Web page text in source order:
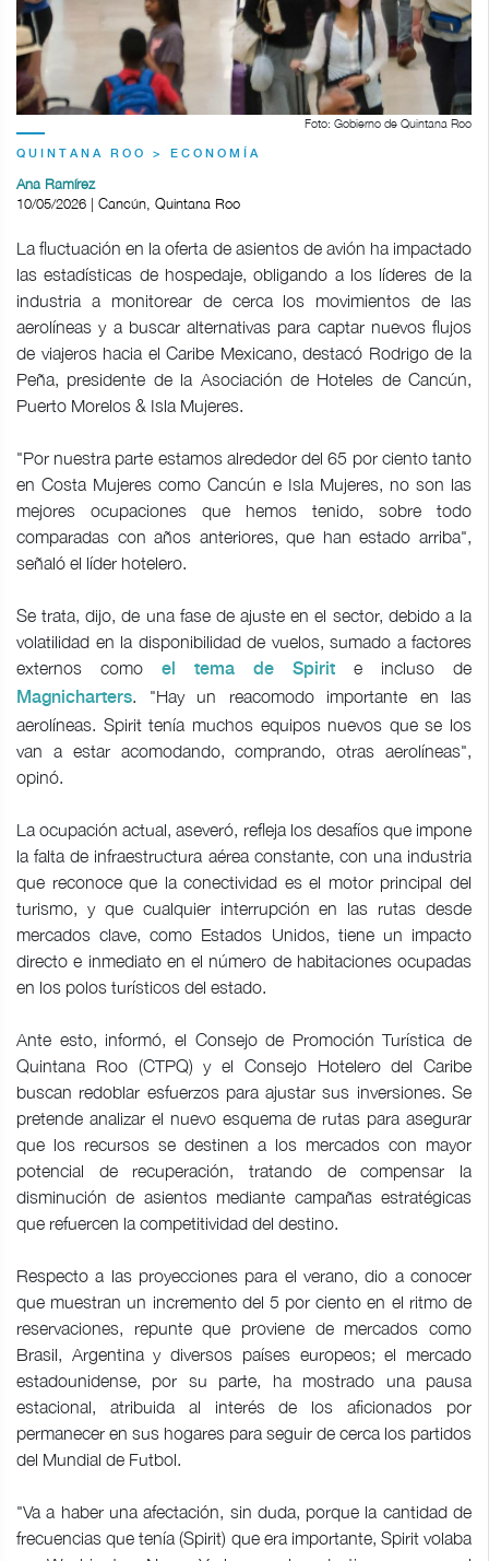
Foto: Gobierno de Quintana Roo
QUINTANA ROO > ECONOMÍA
Ana Ramírez
10/05/2026 | Cancún, Quintana Roo
La fluctuación en la oferta de asientos de avión ha impactado
las estadísticas de hospedaje, obligando a los líderes de la
industria a monitorear de cerca los movimientos de las
aerolíneas y a buscar alternativas para captar nuevos flujos
de viajeros hacia el Caribe Mexicano, destacó Rodrigo de la
Peña, presidente de la Asociación de Hoteles de Cancún,
Puerto Morelos & Isla Mujeres.
"Por nuestra parte estamos alrededor del 65 por ciento tanto
en Costa Mujeres como Cancún e Isla Mujeres, no son las
mejores ocupaciones que hemos tenido, sobre todo
comparadas con años anteriores, que han estado arriba",
señaló el líder hotelero.
Se trata, dijo, de una fase de ajuste en el sector, debido a la
volatilidad en la disponibilidad de vuelos, sumado a factores
externos como el tema de Spirit e incluso de
Magnicharters. "Hay un reacomodo importante en las
aerolíneas. Spirit tenía muchos equipos nuevos que se los
van a estar acomodando, comprando, otras aerolíneas",
opinó.
La ocupación actual, aseveró, refleja los desafíos que impone
la falta de infraestructura aérea constante, con una industria
que reconoce que la conectividad es el motor principal del
turismo, y que cualquier interrupción en las rutas desde
mercados clave, como Estados Unidos, tiene un impacto
directo e inmediato en el número de habitaciones ocupadas
en los polos turísticos del estado.
Ante esto, informó, el Consejo de Promoción Turística de
Quintana Roo (CTPQ) y el Consejo Hotelero del Caribe
buscan redoblar esfuerzos para ajustar sus inversiones. Se
pretende analizar el nuevo esquema de rutas para asegurar
que los recursos se destinen a los mercados con mayor
potencial de recuperación, tratando de compensar la
disminución de asientos mediante campañas estratégicas
que refuercen la competitividad del destino.
Respecto a las proyecciones para el verano, dio a conocer
que muestran un incremento del 5 por ciento en el ritmo de
reservaciones, repunte que proviene de mercados como
Brasil, Argentina y diversos países europeos; el mercado
estadounidense, por su parte, ha mostrado una pausa
estacional, atribuida al interés de los aficionados por
permanecer en sus hogares para seguir de cerca los partidos
del Mundial de Futbol.
"Va a haber una afectación, sin duda, porque la cantidad de
frecuencias que tenía (Spirit) que era importante, Spirit volaba